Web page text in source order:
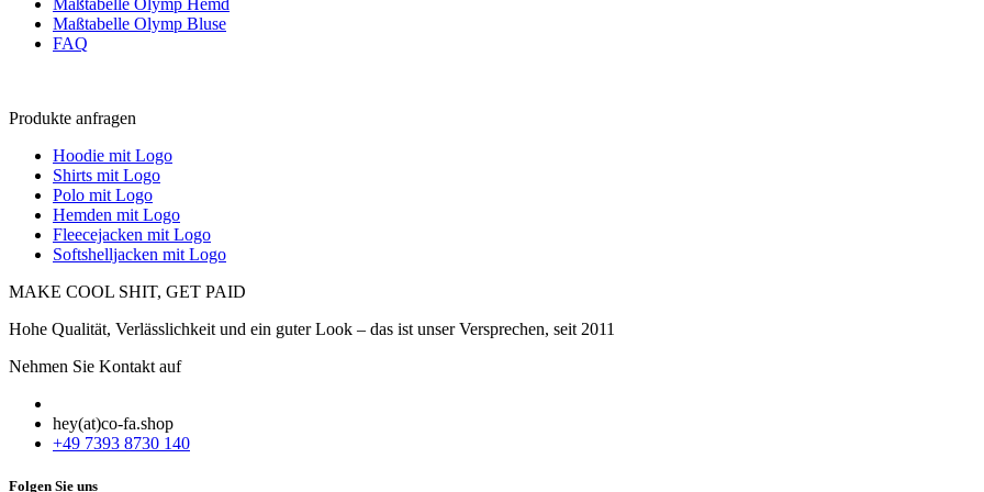
Maßtabelle Olymp Hemd
Maßtabelle Olymp Bluse
FAQ
Produkte anfragen
Hoodie mit Logo
Shirts mit Logo
Polo mit Logo
Hemden mit Logo
Fleecejacken mit Logo
Softshelljacken mit Logo
MAKE COOL SHIT, GET PAID
Hohe Qualität, Verlässlichkeit und ein guter Look – das ist unser Versprechen, seit 2011
Nehmen Sie Kontakt auf
hey(at)co-fa.shop
+49 7393 8730 140
Folgen Sie uns